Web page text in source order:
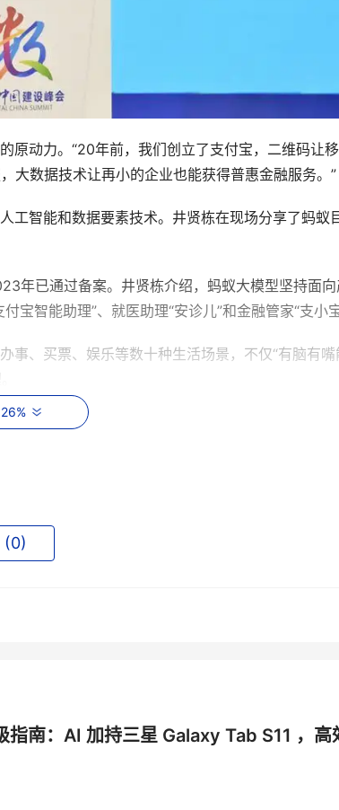
原动力。“20年前，我们创立了支付宝，二维码让
大数据技术让再小的企业也能获得普惠金融服务。”
工智能和数据要素技术。井贤栋在现场分享了蚂蚁
年已通过备案。井贤栋介绍，蚂蚁大模型坚持面向
智能助理”、就医助理“安诊儿”和金融管家“支小宝
事、买票、娱乐等数十种生活场景，不仅“有脑有嘴
安诊儿”， 运用了亚运同款数字人技术，让每个患者
，还有不熟悉医院的外地患者，非常方便。未来还
0)
指南：AI 加持三星 Galaxy Tab S11 ，高